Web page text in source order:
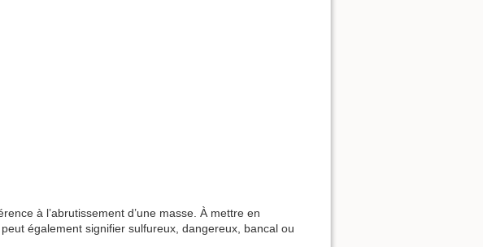
à l’abrutissement d’une masse. À mettre en
également signifier sulfureux, dangereux, bancal ou